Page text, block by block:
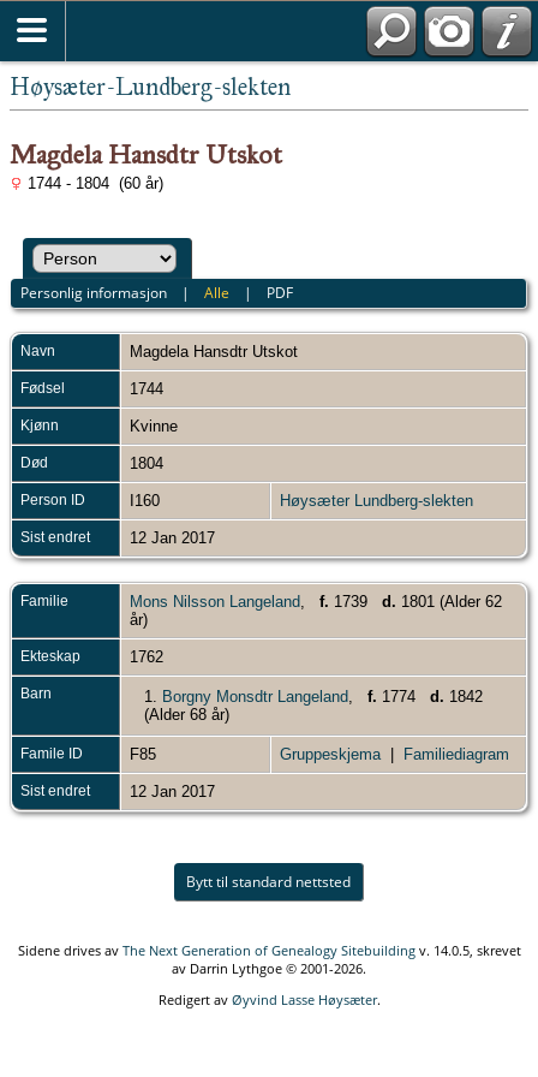
Høysæter-Lundberg-slekten
Magdela Hansdtr Utskot
1744 - 1804 (60 år)
Personlig informasjon |Alle | PDF
Navn Magdela Hansdtr Utskot
Fødsel 1744
Kjønn Kvinne
Død 1804
Person ID I160 Høysæter Lundberg-slekten
Sist endret 12 Jan 2017
Familie Mons Nilsson Langeland f. 1739 d. 1801 (Alder 62
år)
Ekteskap 1762
Barn 1. Borgny Monsdtr Langeland f. 1774 d. 1842
(Alder 68 år)
Famile ID F85 Gruppeskjema Familiediagram
Sist endret 12 Jan 2017
Bytt til standard nettsted
Sidene drives av The Next Generation of Genealogy Sitebuildingv. 14.0.5, skrevet
av Darrin Lythgoe © 2001-2026.
Redigert av Øyvind Lasse Høysæter.